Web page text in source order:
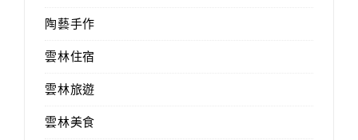
陶藝手作
雲林住宿
雲林旅遊
雲林美食